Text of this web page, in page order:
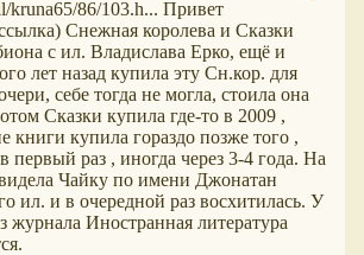
kruna65/86/103.h... Привет
Снежная королева и Сказки
с ил. Владислава Ерко, ещё и
лет назад купила эту Сн.кор. для
себе тогда не могла, стоила она
Сказки купила где-то в 2009 ,
книги купила гораздо позже того ,
раз , иногда через 3-4 года. На
Чайку по имени Джонатан
ил. и в очередной раз восхитилась. У
журнала Иностранная литература